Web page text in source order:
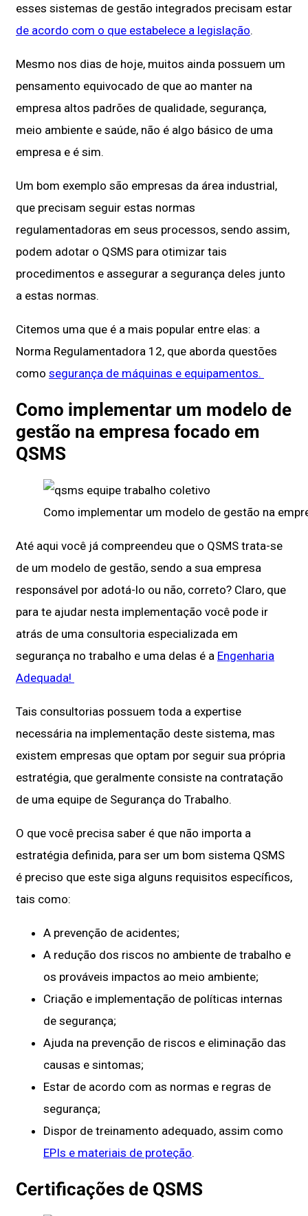
esses sistemas de gestão integrados precisam estar
de acordo com o que estabelece a legislação.
Mesmo nos dias de hoje, muitos ainda possuem um
pensamento equivocado de que ao manter na
empresa altos padrões de qualidade, segurança,
meio ambiente e saúde, não é algo básico de uma
empresa e é sim.
Um bom exemplo são empresas da área industrial,
que precisam seguir estas normas
regulamentadoras em seus processos, sendo assim,
podem adotar o QSMS para otimizar tais
procedimentos e assegurar a segurança deles junto
a estas normas.
Citemos uma que é a mais popular entre elas: a
Norma Regulamentadora 12, que aborda questões
como segurança de máquinas e equipamentos.
Como implementar um modelo de
gestão na empresa focado em
QSMS
Como implementar um modelo de gestão na
Até aqui você já compreendeu que o QSMS trata-se
de um modelo de gestão, sendo a sua empresa
responsável por adotá-lo ou não, correto? Claro, que
para te ajudar nesta implementação você pode ir
atrás de uma consultoria especializada em
segurança no trabalho e uma delas é a Engenharia
Adequada!
Tais consultorias possuem toda a expertise
necessária na implementação deste sistema, mas
existem empresas que optam por seguir sua própria
estratégia, que geralmente consiste na contratação
de uma equipe de Segurança do Trabalho.
O que você precisa saber é que não importa a
estratégia definida, para ser um bom sistema QSMS
é preciso que este siga alguns requisitos específicos,
tais como:
A prevenção de acidentes;
A redução dos riscos no ambiente de trabalho e
os prováveis impactos ao meio ambiente;
Criação e implementação de políticas internas
de segurança;
Ajuda na prevenção de riscos e eliminação das
causas e sintomas;
Estar de acordo com as normas e regras de
segurança;
Dispor de treinamento adequado, assim como
EPIs e materiais de proteção.
Certificações de QSMS